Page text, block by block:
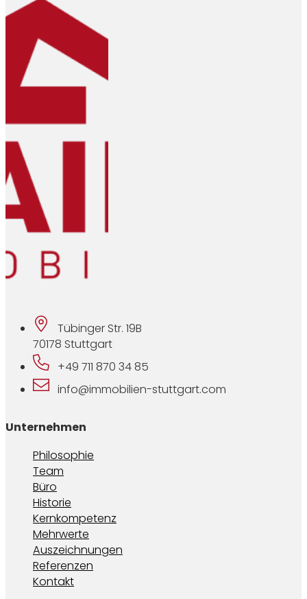
Tübinger Str. 19B
70178 Stuttgart
+49 711 870 34 85
info@immobilien-stuttgart.com
Unternehmen
Philosophie
Team
Büro
Historie
Kernkompetenz
Mehrwerte
Auszeichnungen
Referenzen
Kontakt